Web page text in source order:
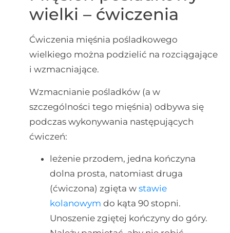
wielki – ćwiczenia
Ćwiczenia mięśnia pośladkowego
wielkiego można podzielić na rozciągające
i wzmacniające.
Wzmacnianie pośladków (a w
szczególności tego mięśnia) odbywa się
podczas wykonywania następujących
ćwiczeń:
leżenie przodem, jedna kończyna
dolna prosta, natomiast druga
(ćwiczona) zgięta w stawie
kolanowym do kąta 90 stopni.
Unoszenie zgiętej kończyny do góry.